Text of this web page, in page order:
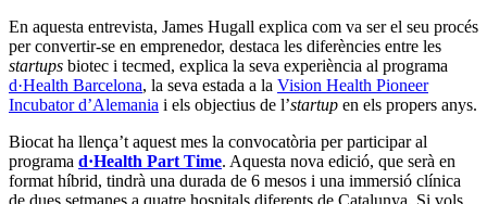
En aquesta entrevista, James Hugall explica com va ser el seu procés
per convertir-se en emprenedor, destaca les diferències entre les
startups biotec i tecmed, explica la seva experiència al programa
d·Health Barcelona, la seva estada a la Vision Health Pioneer
Incubator d’Alemania i els objectius de l’startup en els propers anys.
Biocat ha llença’t aquest mes la convocatòria per participar al
programa d·Health Part Time. Aquesta nova edició, que serà en
format híbrid, tindrà una durada de 6 mesos i una immersió clínica
de dues setmanes a quatre hospitals diferents de Catalunya. Si vols